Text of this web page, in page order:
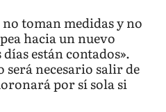
toman medidas y no
hacia un nuevo
están contados».
será necesario salir de
por sí sola si